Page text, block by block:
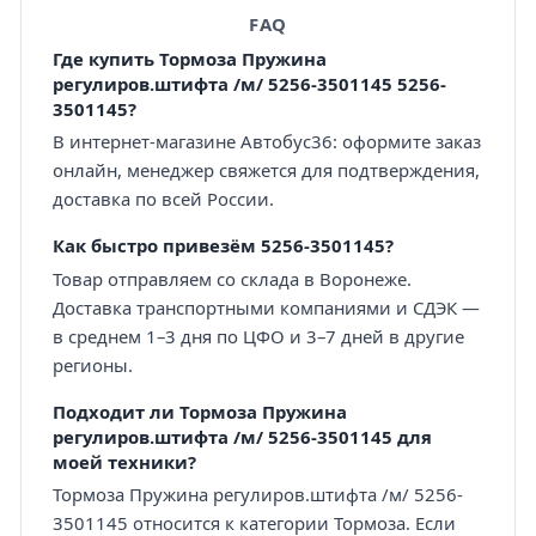
FAQ
Где купить Тормоза Пружина
регулиров.штифта /м/ 5256-3501145 5256-
3501145?
В интернет-магазине Автобус36: оформите заказ
онлайн, менеджер свяжется для подтверждения,
доставка по всей России.
Как быстро привезём 5256-3501145?
Товар отправляем со склада в Воронеже.
Доставка транспортными компаниями и СДЭК —
в среднем 1–3 дня по ЦФО и 3–7 дней в другие
регионы.
Подходит ли Тормоза Пружина
регулиров.штифта /м/ 5256-3501145 для
моей техники?
Тормоза Пружина регулиров.штифта /м/ 5256-
3501145 относится к категории Тормоза. Если